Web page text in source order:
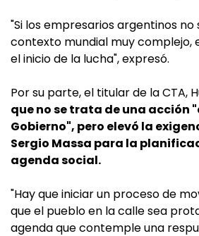
"Si los empresarios argentinos no
contexto mundial muy complejo,
el inicio de la lucha", expresó.
Por su parte, el titular de la CTA,
que no se trata de una acción
Gobierno", pero elevó la
Sergio Massa para la
agenda social.
"Hay que iniciar un proceso de
que el pueblo en la calle sea
agenda que contemple una